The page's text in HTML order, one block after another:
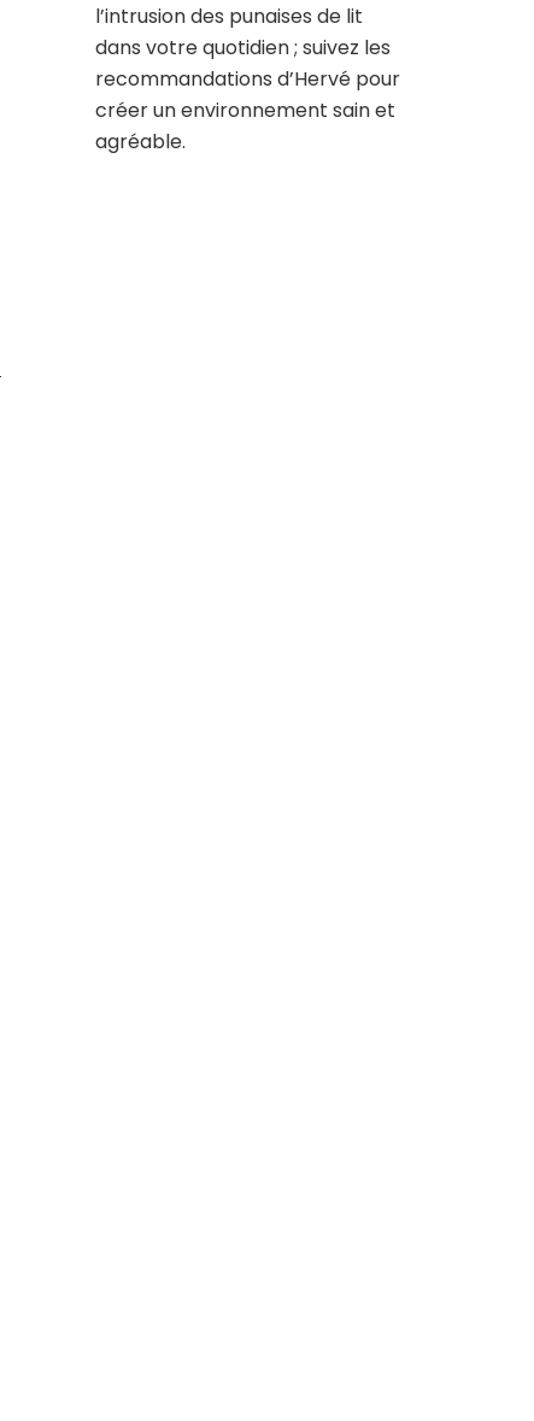
l’intrusion des punaises de lit
dans votre quotidien ; suivez les
recommandations d’Hervé pour
créer un environnement sain et
agréable.